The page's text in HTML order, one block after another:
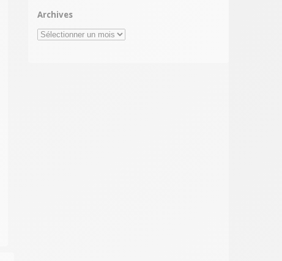
Archives
Archives